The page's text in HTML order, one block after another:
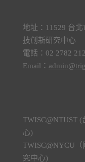
地址：11529 台
技創新研究中心
電話：02 2782
Email：
TWISC@NTUST
心)
TWISC@NYCU
究中心)